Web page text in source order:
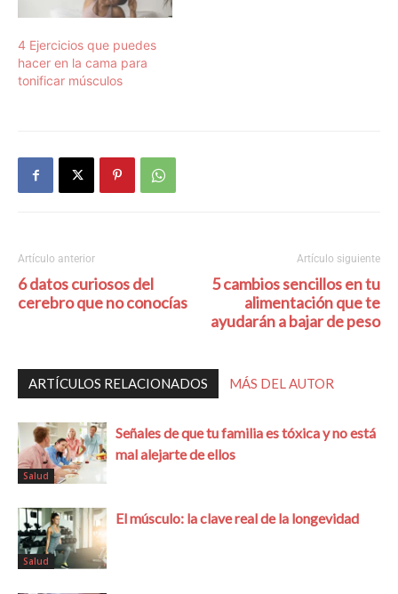
4 Ejercicios que puedes
hacer en la cama para
tonificar músculos
Artículo anterior
6 datos curiosos del
cerebro que no conocías
Artículo siguiente
5 cambios sencillos en tu
alimentación que te
ayudarán a bajar de peso
ARTÍCULOS RELACIONADOS MÁS DEL AUTOR
Salud
Señales de que tu familia es tóxica y no está
mal alejarte de ellos
Salud
El músculo: la clave real de la longevidad